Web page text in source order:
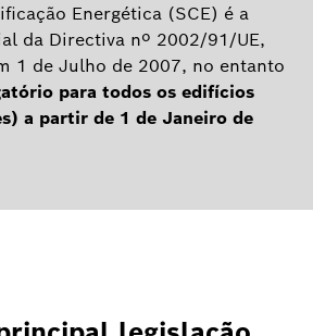
Energética (SCE) é a
da Directiva nº 2002/91/UE,
1 de Julho de 2007, no entanto
para todos os edifícios
a partir de 1 de Janeiro de